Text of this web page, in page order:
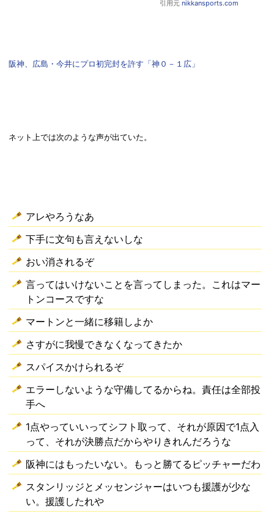
引用元 nikkansports.com
阪神、広島・今井にプロ初完封を許す「神０－１広」
ネット上では次のような声が出ていた。
アレやろうなあ
下手に文句も言えないしな
おい消されるぞ
言ってはいけないことを言ってしまった。これはマー
トンコースですな
マートンと一緒に移籍しよか
さすがに我慢できなくなってきたか
スパイスかけられるぞ
エラーしないような守備してるからね。責任は全部投
手へ
1点やっていいってシフト取って、それが原因で1点入
って、それが決勝点だからやりきれんだろうな
阪神にはもったいない。もっと勝てるピッチャーだわ
スタンリッジとメッセンジャーはいつも援護が少な
い。援護したれや